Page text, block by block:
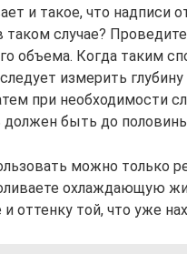
и такое, что надписи
таком случае?
объема. Когда таким
следует измерить
при необходимости
должен быть до
можно только
охлаждающую
оттенку той, что уже